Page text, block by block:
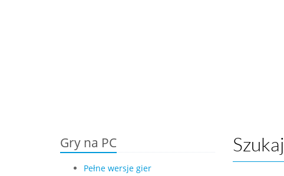
Gry na PC
Pełne wersje gier
Szukaj